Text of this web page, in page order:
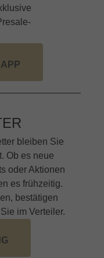
bleiben Sie
Ob es neue
oder Aktionen
es frühzeitig.
bestätigen
im Verteiler.